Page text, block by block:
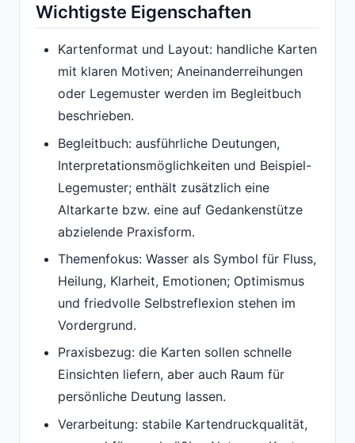
Wichtigste Eigenschaften
Kartenformat und Layout: handliche Karten
mit klaren Motiven; Aneinanderreihungen
oder Legemuster werden im Begleitbuch
beschrieben.
Begleitbuch: ausführliche Deutungen,
Interpretationsmöglichkeiten und Beispiel-
Legemuster; enthält zusätzlich eine
Altarkarte bzw. eine auf Gedankenstütze
abzielende Praxisform.
Themenfokus: Wasser als Symbol für Fluss,
Heilung, Klarheit, Emotionen; Optimismus
und friedvolle Selbstreflexion stehen im
Vordergrund.
Praxisbezug: die Karten sollen schnelle
Einsichten liefern, aber auch Raum für
persönliche Deutung lassen.
Verarbeitung: stabile Kartendruckqualität,